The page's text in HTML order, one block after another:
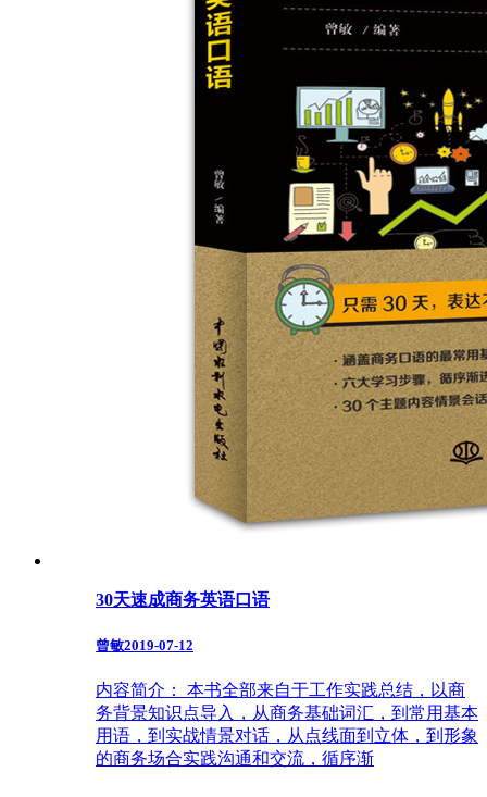
30天速成商务英语口语
曾敏2019-07-12
内容简介： 本书全部来自于工作实践总结，以商
务背景知识点导入，从商务基础词汇，到常用基本
用语，到实战情景对话，从点线面到立体，到形象
的商务场合实践沟通和交流，循序渐